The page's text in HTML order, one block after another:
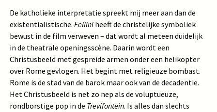
De katholieke interpretatie spreekt mij meer aan dan de
existentialistische. Fellini heeft de christelijke symboliek
bewust in de film verweven – dat wordt al meteen duidelijk
in de theatrale openingsscène. Daarin wordt een
Christusbeeld met gespreide armen onder een helikopter
over Rome gevlogen. Het begint met religieuze bombast.
Rome is de stad van de barok maar ook van de decadentie.
Het Christusbeeld is net zo nep als de voluptueuze,
rondborstige pop in de Trevifontein. Is alles dan slechts